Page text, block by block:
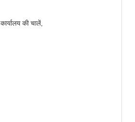
की चालें,